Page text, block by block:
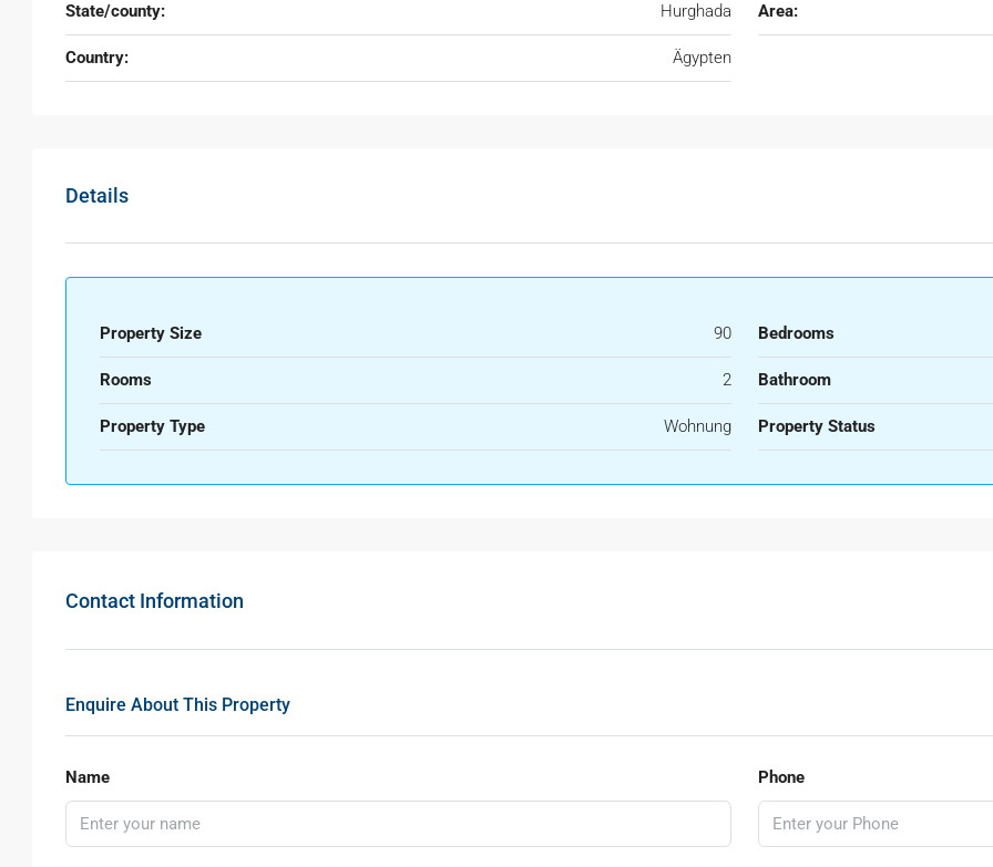
State/county: Hurghada Area:
Country: Ägypten
Details
Property Size 90 Bedrooms
Rooms 2 Bathroom
Property Type Wohnung Property Status
Contact Information
Enquire About This Property
Name Phone